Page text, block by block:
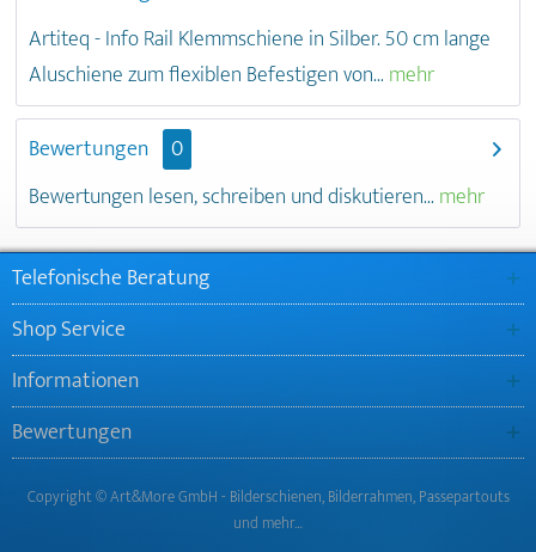
Artiteq - Info Rail Klemmschiene in Silber. 50 cm lange
Aluschiene zum flexiblen Befestigen von... mehr
Bewertungen
0
Bewertungen lesen, schreiben und diskutieren... mehr
Telefonische Beratung
Shop Service
Informationen
Bewertungen
Copyright © Art&More GmbH - Bilderschienen, Bilderrahmen, Passepartouts
und mehr…